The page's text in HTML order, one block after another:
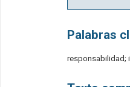
Palabras
responsabilidad;